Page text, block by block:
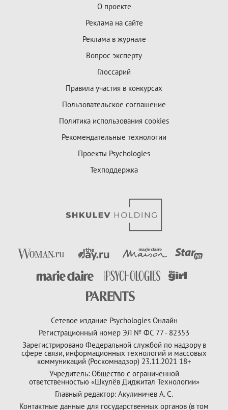
О проекте
Реклама на сайте
Реклама в журнале
Вопрос эксперту
Глоссарий
Правила участия в конкурсах
Пользовательское соглашение
Политика использования cookies
Рекомендательные технологии
Проекты Psychologies
Техподдержка
Сетевое издание Psychologies Онлайн
Регистрационный номер ЭЛ № ФС 77 - 82353
Зарегистрировано Федеральной службой по надзору в
сфере связи, информационных технологий и массовых
коммуникаций (Роскомнадзор) 23.11.2021 18+
Учредитель: Общество с ограниченной
ответственностью «Шкулёв Диджитал Технологии»
Главный редактор: Акулиничев А. С.
Контактные данные для государственных органов (в том